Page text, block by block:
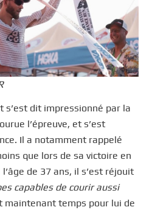
s’est dit impressionné par la
l’épreuve, et s’est
Il a notamment rappelé
que lors de sa victoire en
de 37 ans, il s’est réjouit
capables de courir aussi
maintenant temps pour lui de